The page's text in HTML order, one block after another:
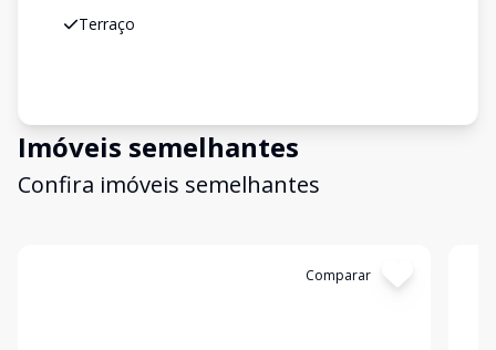
Terraço
Imóveis semelhantes
Confira imóveis semelhantes
Comparar